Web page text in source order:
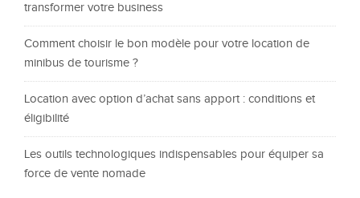
transformer votre business
Comment choisir le bon modèle pour votre location de
minibus de tourisme ?
Location avec option d’achat sans apport : conditions et
éligibilité
Les outils technologiques indispensables pour équiper sa
force de vente nomade